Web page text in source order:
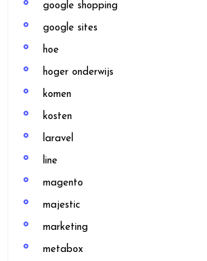
google shopping
google sites
hoe
hoger onderwijs
komen
kosten
laravel
line
magento
majestic
marketing
metabox